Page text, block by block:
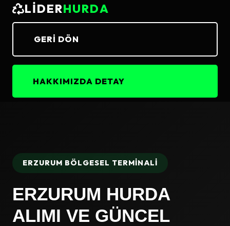
LİDERHURDA
GERI DÖN
HAKKIMIZDA DETAY
ERZURUM BÖLGESEL TERMİNALİ
ERZURUM HURDA
ALIMI VE GÜNCEL